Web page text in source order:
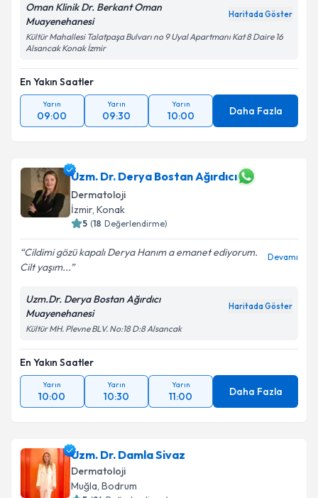
Oman Klinik Dr. Berkant Oman
Muayenehanesi
Haritada Göster
Kültür Mahallesi Talatpaşa Bulvarı no 9 Uyal Apartmanı Kat 8 Daire 16
Alsancak Konak İzmir
En Yakın Saatler
Yarın
09:00
Yarın
09:30
Yarın
10:00 Daha Fazla
Uzm. Dr. Derya Bostan Ağırdıcı
Dermatoloji
İzmir, Konak
5 (18 Değerlendirme)
Cildimi gözü kapalı Derya Hanım a emanet ediyorum.
Cilt yaşım...
Devamı
Uzm.Dr. Derya Bostan Ağırdıcı
Muayenehanesi
Haritada Göster
Kültür MH. Plevne BLV. No:18 D:8 Alsancak
En Yakın Saatler
Yarın
10:00
Yarın
10:30
Yarın
11:00 Daha Fazla
Uzm. Dr. Damla Sivaz
Dermatoloji
Muğla, Bodrum